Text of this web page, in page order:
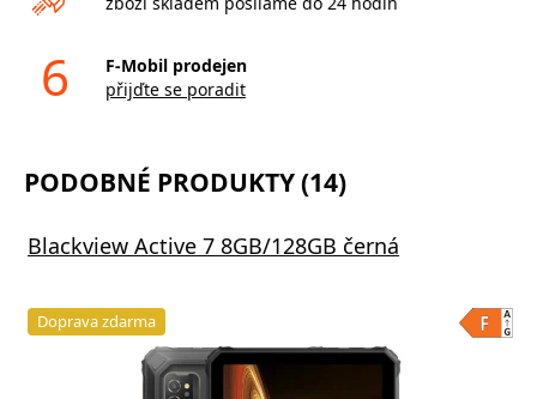
6
F-Mobil prodejen
přijďte se poradit
PODOBNÉ PRODUKTY (14)
Blackview Active 7 8GB/128GB černá
Doprava zdarma